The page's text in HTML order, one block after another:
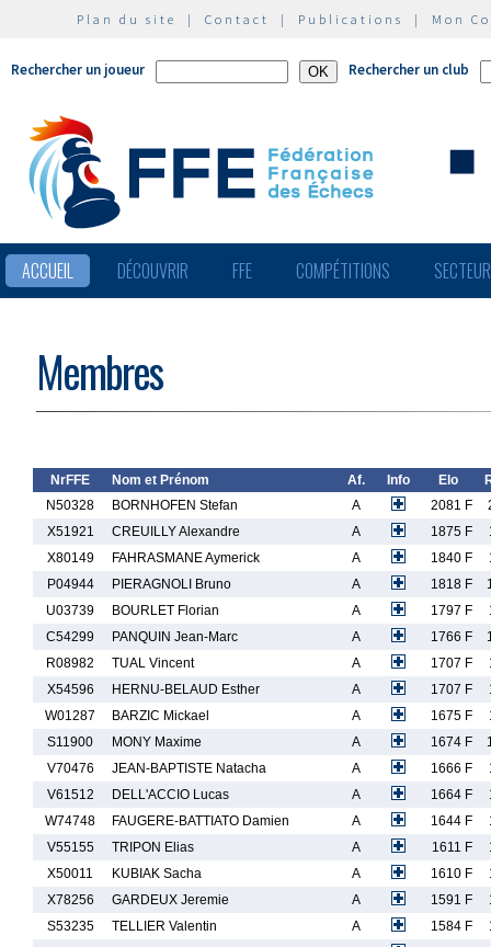
Plan du site | Contact | Publications | Mon
Rechercher un joueur Rechercher un club
ACCUEIL DÉCOUVRIR FFE COMPÉTITIONS
Membres
NrFFE Nom et Prénom Af. Info Elo
N50328
BORNHOFEN Stefan A 2081 F
X51921
CREUILLY Alexandre A 1875 F
X80149
FAHRASMANE Aymerick A 1840 F
P04944
PIERAGNOLI Bruno A 1818 F
U03739
BOURLET Florian A 1797 F
C54299
PANQUIN Jean-Marc A 1766 F
R08982
TUAL Vincent A 1707 F
X54596
HERNU-BELAUD Esther A 1707 F
W01287
BARZIC Mickael A 1675 F
S11900
MONY Maxime A 1674 F
V70476
JEAN-BAPTISTE Natacha A 1666 F
V61512
DELL'ACCIO Lucas A 1664 F
W74748
FAUGERE-BATTIATO Damien A 1644 F
V55155
TRIPON Elias A 1611 F
X50011
KUBIAK Sacha A 1610 F
X78256
GARDEUX Jeremie A 1591 F
S53235
TELLIER Valentin A 1584 F